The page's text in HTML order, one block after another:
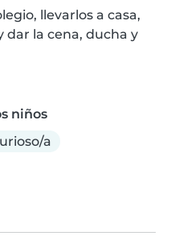
llevarlos a casa,
dar la cena, ducha y
niños
a